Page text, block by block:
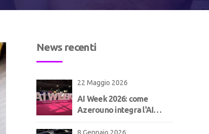
News recenti
22 Maggio 2026
AI Week 2026: come
Azerouno integra l'AI
manifatturiero | Concept